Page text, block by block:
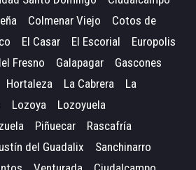
Colmenar Viejo
Cotos de
El Casar El Escorial
Europolis
Fresno Galapagar
Gascones
Hortaleza La Cabrera
La
Lozoya
Lozoyuela
Piñuecar
Rascafría
del Guadalix
Sanchinarro